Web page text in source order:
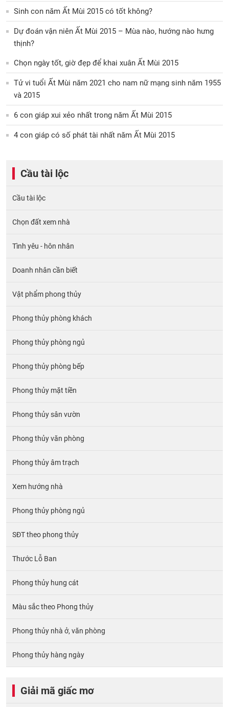
Sinh con năm Ất Mùi 2015 có tốt không?
Dự đoán vận niên Ất Mùi 2015 – Mùa nào, hướng nào hưng
thịnh?
Chọn ngày tốt, giờ đẹp để khai xuân Ất Mùi 2015
Tử vi tuổi Ất Mùi năm 2021 cho nam nữ mạng sinh năm 1955
và 2015
6 con giáp xui xẻo nhất trong năm Ất Mùi 2015
4 con giáp có số phát tài nhất năm Ất Mùi 2015
Cầu tài lộc
Cầu tài lộc
Chọn đất xem nhà
Tình yêu - hôn nhân
Doanh nhân cần biết
Vật phẩm phong thủy
Phong thủy phòng khách
Phong thủy phòng ngủ
Phong thủy phòng bếp
Phong thủy mặt tiền
Phong thủy sân vườn
Phong thủy văn phòng
Phong thủy âm trạch
Xem hướng nhà
Phong thủy phòng ngủ
SĐT theo phong thủy
Thước Lỗ Ban
Phong thủy hung cát
Màu sắc theo Phong thủy
Phong thủy nhà ở, văn phòng
Phong thủy hàng ngày
Giải mã giấc mơ